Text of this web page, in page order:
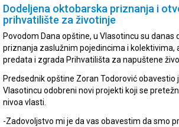
Dodeljena oktobarska priznanja i
prihvatilište za životinje
Povodom Dana opštine, u Vlasotincu su danas
priznanja zaslužnim pojedincima i kolektivima,
predata i zgrada Prihvatilišta za napuštene
Predsednik opštine Zoran Todorović obavestio
Vlasotincu odobreni novi projekti koji se
nivoa vlasti.
-Zadovoljstvo mi je da vas obavestim da smo